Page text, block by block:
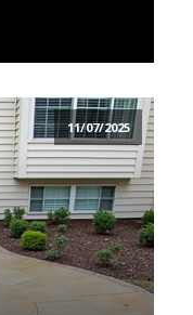
11/07/2025